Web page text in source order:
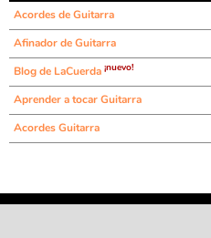
Acordes de Guitarra
Afinador de Guitarra
Blog de LaCuerda ¡nuevo!
Aprender a tocar Guitarra
Acordes Guitarra